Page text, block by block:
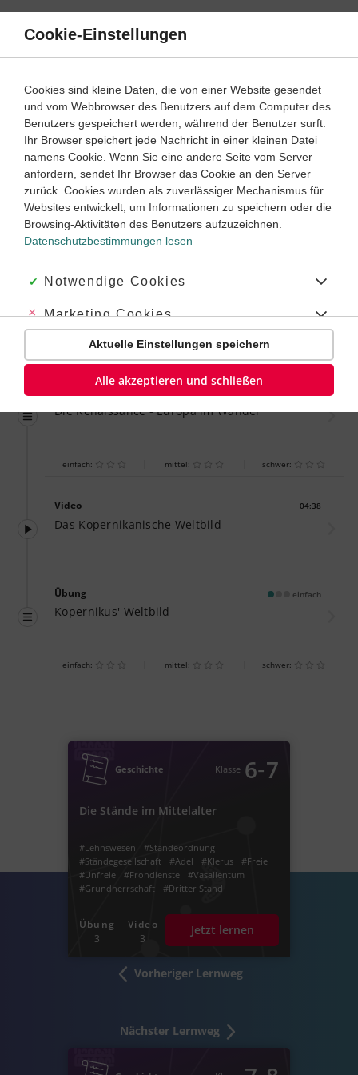
Direkt
Inhalt
Geschichte 7. ‐ 8. Klasse
Neues Denken
Dauer: 30 Minuten
Empfohlen von
Tutorin Noemi
VIDEOS, AUFGABEN UND ÜBUNGEN ZUGEHÖRIGE KLASSENARBEITEN
Dauer:
einfach
Die Renaissance - Europa im Wandel
einfach: mittel: schwer:
Video 04:38
Das Kopernikanische Weltbild
Übung einfach
Kopernikus' Weltbild
einfach: mittel: schwer:
Vorheriger Lernweg
Geschichte Klasse 6‐7
Die Stände im Mittelalter
#Lehnswesen
#Ständeordnung
#Ständegesellschaft
#Adel #Klerus
#Freie
#Unfreie
#Frondienste
#Vasallentum
#Grundherrschaft
#Dritter Stand
#Grundherren
#Lehnsherren
#erster
#zweiter
#Frühmittelalter
#Hochmittelalter
#Spätmittelalter
#christlicher Glaube
#1. #2.
#3.
#Volksfrömmigkeit
#Fürsten
#Untervasallen
Übung
3
Video
3
Jetzt lernen
Nächster Lernweg
Cookie-Einstellungen
Cookies sind kleine Daten, die von einer Website gesendet
und vom Webbrowser des Benutzers auf dem Computer des
Benutzers gespeichert werden, während der Benutzer surft.
Ihr Browser speichert jede Nachricht in einer kleinen Datei
namens Cookie. Wenn Sie eine andere Seite vom Server
anfordern, sendet Ihr Browser das Cookie an den Server
zurück. Cookies wurden als zuverlässiger Mechanismus für
Websites entwickelt, um Informationen zu speichern oder die
Browsing-Aktivitäten des Benutzers aufzuzeichnen.
Datenschutzbestimmungen lesen
Akzeptiert:
Notwendige Cookies
Abgelehnt:
Marketing Cookies
Abgelehnt:
Personalisierungs-Cookies
Aktuelle Einstellungen speichern
Alle akzeptieren und schließen